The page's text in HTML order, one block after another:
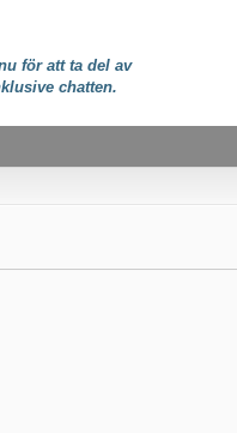
för att ta del av
chatten.